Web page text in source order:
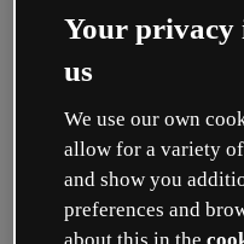
1. Exportiere dein
Gehe in
die du als
möchtest
Your privacy
us
We use our own
allow for a variety
and show you
preferences and